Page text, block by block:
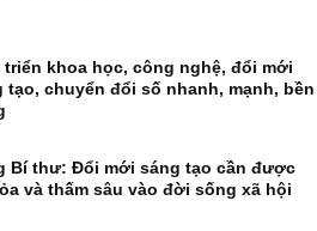
triển khoa học, công nghệ, đổi mới
tạo, chuyển đổi số nhanh, mạnh, bền
Bí thư: Đổi mới sáng tạo cần được
và thấm sâu vào đời sống xã hội